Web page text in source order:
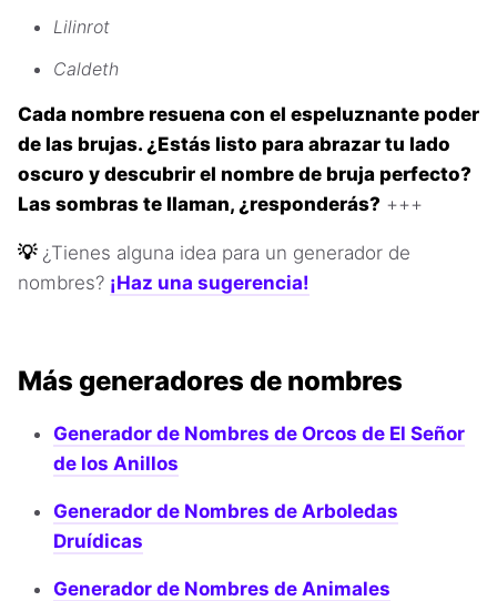
Lilinrot
Caldeth
Cada nombre resuena con el espeluznante poder
de las brujas. ¿Estás listo para abrazar tu lado
oscuro y descubrir el nombre de bruja perfecto?
Las sombras te llaman, ¿responderás? +++
💡 ¿Tienes alguna idea para un generador de
nombres? ¡Haz una sugerencia!
Más generadores de nombres
Generador de Nombres de Orcos de El Señor
de los Anillos
Generador de Nombres de Arboledas
Druídicas
Generador de Nombres de Animales